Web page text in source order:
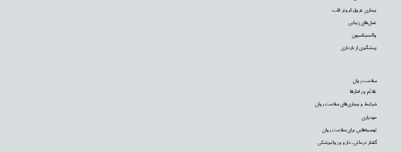
سلامت روان
علائم و رفتارها
شرایط و بیماری‌های سلامت روان
خودیاری
توصیه‌‌هایی برای سلامت روان
گفتار درمانی، دارو و روانپزشکی
بیماری عروق کرونر قلب
عمل‌های زیبایی
واکسیناسیون
پیشگیری از بارداری